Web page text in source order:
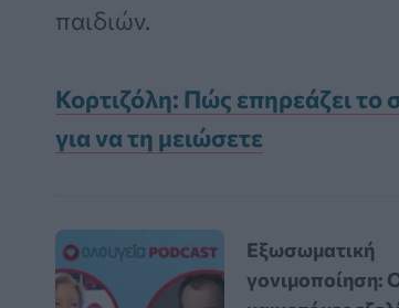
παιδιών.
Κορτιζόλη: Πώς επηρεάζει το
για να τη μειώσετε
Εξωσωματική
γονιμοποίηση: